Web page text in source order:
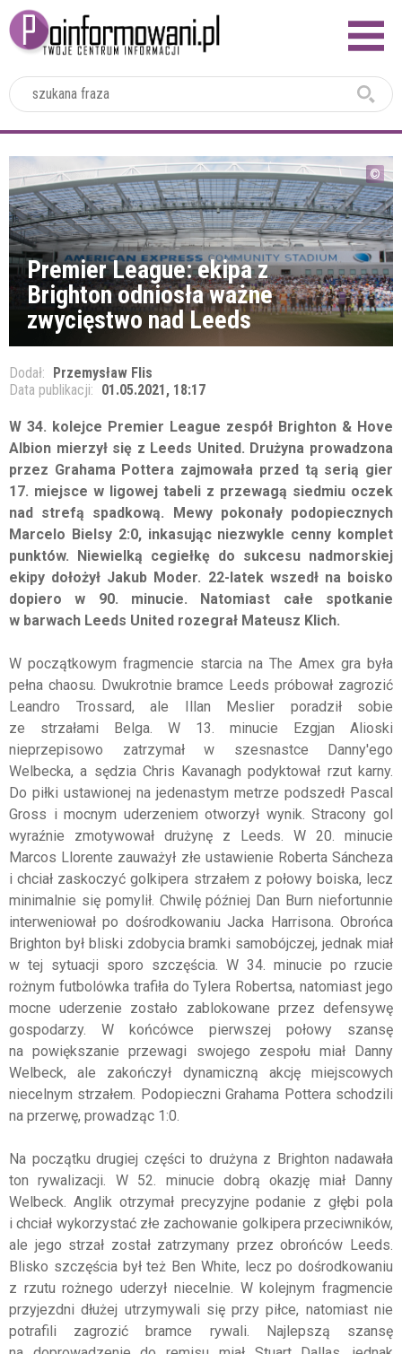
Premier League: ekipa z
Brighton odniosła ważne
zwycięstwo nad Leeds
Dodał: Przemysław Flis
Data publikacji: 01.05.2021, 18:17
W 34. kolejce Premier League zespół Brighton & Hove
Albion mierzył się z Leeds United. Drużyna prowadzona
przez Grahama Pottera zajmowała przed tą serią gier
17. miejsce w ligowej tabeli z przewagą siedmiu oczek
nad strefą spadkową. Mewy pokonały podopiecznych
Marcelo Bielsy 2:0, inkasując niezwykle cenny komplet
punktów. Niewielką cegiełkę do sukcesu nadmorskiej
ekipy dołożył Jakub Moder. 22-latek wszedł na boisko
dopiero w 90. minucie. Natomiast całe spotkanie
w barwach Leeds United rozegrał Mateusz Klich.
W początkowym fragmencie starcia na The Amex gra była
pełna chaosu. Dwukrotnie bramce Leeds próbował zagrozić
Leandro Trossard, ale Illan Meslier poradził sobie
ze strzałami Belga. W 13. minucie Ezgjan Alioski
nieprzepisowo zatrzymał w szesnastce Danny'ego
Welbecka, a sędzia Chris Kavanagh podyktował rzut karny.
Do piłki ustawionej na jedenastym metrze podszedł Pascal
Gross i mocnym uderzeniem otworzył wynik. Stracony gol
wyraźnie zmotywował drużynę z Leeds. W 20. minucie
Marcos Llorente zauważył złe ustawienie Roberta Sáncheza
i chciał zaskoczyć golkipera strzałem z połowy boiska, lecz
minimalnie się pomylił. Chwilę później Dan Burn niefortunnie
interweniował po dośrodkowaniu Jacka Harrisona. Obrońca
Brighton był bliski zdobycia bramki samobójczej, jednak miał
w tej sytuacji sporo szczęścia. W 34. minucie po rzucie
rożnym futbolówka trafiła do Tylera Robertsa, natomiast jego
mocne uderzenie zostało zablokowane przez defensywę
gospodarzy. W końcówce pierwszej połowy szansę
na powiększanie przewagi swojego zespołu miał Danny
Welbeck, ale zakończył dynamiczną akcję miejscowych
niecelnym strzałem. Podopieczni Grahama Pottera schodzili
na przerwę, prowadząc 1:0.
Na początku drugiej części to drużyna z Brighton nadawała
ton rywalizacji. W 52. minucie dobrą okazję miał Danny
Welbeck. Anglik otrzymał precyzyjne podanie z głębi pola
i chciał wykorzystać złe zachowanie golkipera przeciwników,
ale jego strzał został zatrzymany przez obrońców Leeds.
Blisko szczęścia był też Ben White, lecz po dośrodkowaniu
z rzutu rożnego uderzył niecelnie. W kolejnym fragmencie
przyjezdni dłużej utrzymywali się przy piłce, natomiast nie
potrafili zagrozić bramce rywali. Najlepszą szansę